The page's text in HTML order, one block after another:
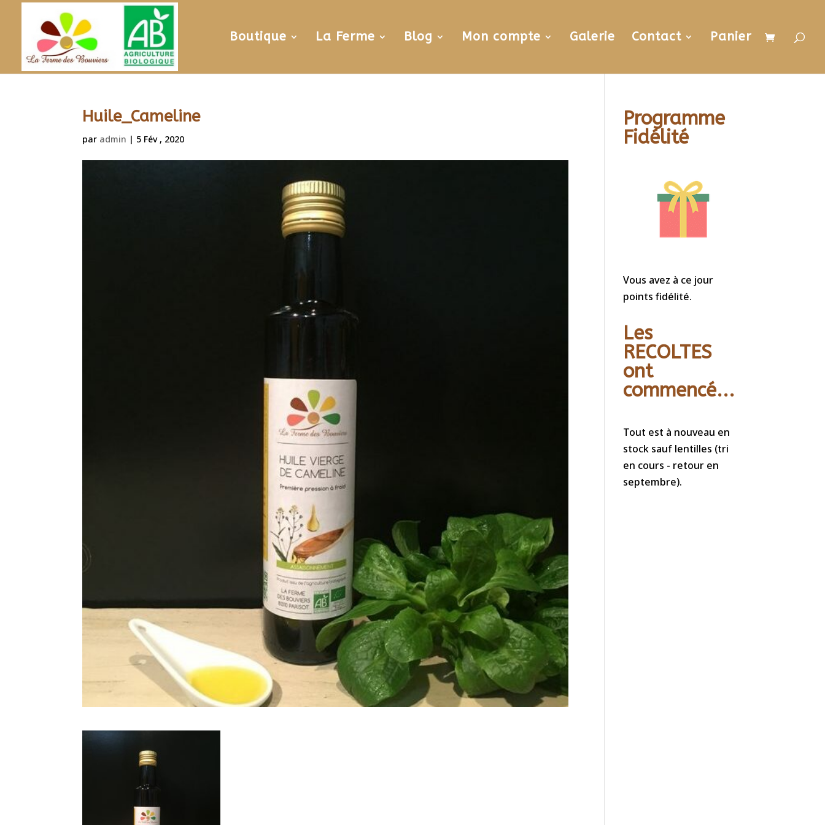
Boutique La Ferme Blog Mon compte Galerie Contact Panier
Huile_Cameline
par admin | 5 Fév , 2020
Programme
Fidélité
Vous avez à ce jour
points fidélité.
Les
RECOLTES
ont
commencé...
Tout est à nouveau en
stock sauf lentilles (tri
en cours - retour en
septembre).